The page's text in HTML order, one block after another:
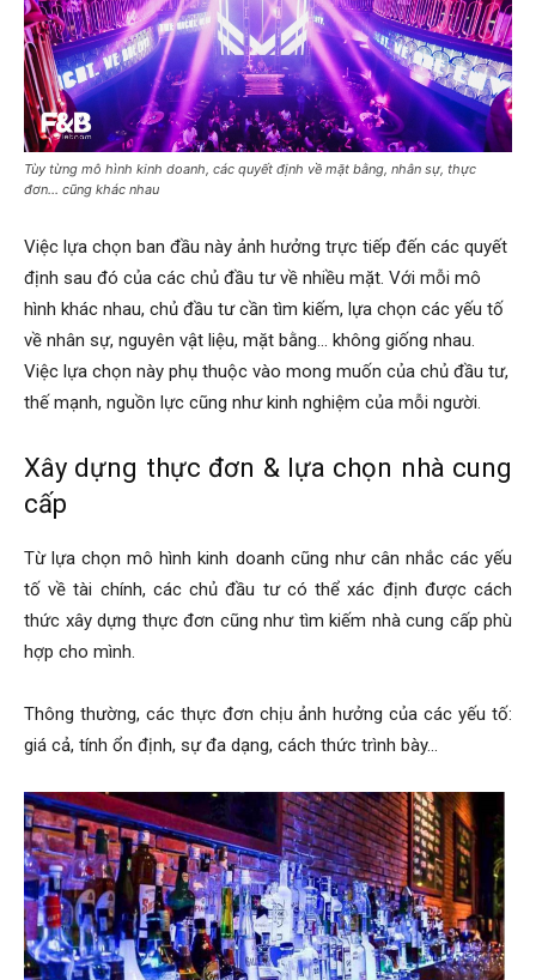
Tùy từng mô hình kinh doanh, các quyết định về mặt bằng, nhân sự, thực
đơn… cũng khác nhau
Việc lựa chọn ban đầu này ảnh hưởng trực tiếp đến các quyết
định sau đó của các chủ đầu tư về nhiều mặt. Với mỗi mô
hình khác nhau, chủ đầu tư cần tìm kiếm, lựa chọn các yếu tố
về nhân sự, nguyên vật liệu, mặt bằng… không giống nhau.
Việc lựa chọn này phụ thuộc vào mong muốn của chủ đầu tư,
thế mạnh, nguồn lực cũng như kinh nghiệm của mỗi người.
Xây dựng thực đơn & lựa chọn nhà cung
cấp
Từ lựa chọn mô hình kinh doanh cũng như cân nhắc các yếu
tố về tài chính, các chủ đầu tư có thể xác định được cách
thức xây dựng thực đơn cũng như tìm kiếm nhà cung cấp phù
hợp cho mình.
Thông thường, các thực đơn chịu ảnh hưởng của các yếu tố:
giá cả, tính ổn định, sự đa dạng, cách thức trình bày…